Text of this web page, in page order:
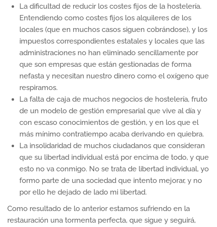
La dificultad de reducir los costes fijos de la hostelería.
Entendiendo como costes fijos los alquileres de los
locales (que en muchos casos siguen cobrándose), y los
impuestos correspondientes estatales y locales que las
administraciones no han eliminado sencillamente por
que son empresas que están gestionadas de forma
nefasta y necesitan nuestro dinero como el oxígeno que
respiramos.
La falta de caja de muchos negocios de hostelería, fruto
de un modelo de gestión empresarial que vive al día y
con escaso conocimientos de gestión, y en los que el
más mínimo contratiempo acaba derivando en quiebra.
La insolidaridad de muchos ciudadanos que consideran
que su libertad individual está por encima de todo, y que
esto no va conmigo. No se trata de libertad individual, yo
formo parte de una sociedad que intento mejorar, y no
por ello he dejado de lado mi libertad.
Como resultado de lo anterior estamos sufriendo en la
restauración una tormenta perfecta, que sigue y seguirá,